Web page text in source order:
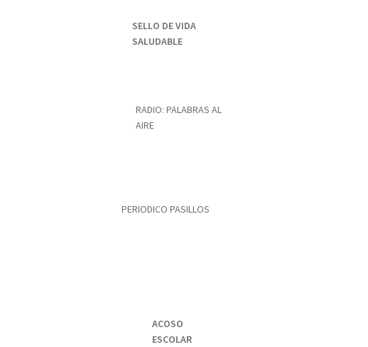
SELLO DE VIDA
SALUDABLE
RADIO: PALABRAS AL
AIRE
PERIODICO PASILLOS
ACOSO
ESCOLAR